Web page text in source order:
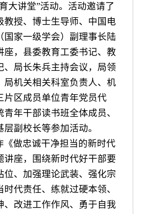
大讲堂”活动。活动邀请了
教授、博士生导师、中国电
国家一级学会）副理事长陆
座，县委教育工委书记、教
、局长朱兵主持会议，局领
局机关相关科室负责人、机
片区成员单位青年党员代
青年干部读书班全体成员、
副校长等参加活动。
《做忠诚干净担当的新时代
讲座，围绕新时代好干部要
位、加强理论武装、强化宗
时代责任、练就过硬本领、
、改进工作作风、勇于自我